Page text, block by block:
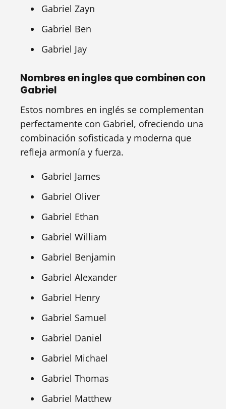
Gabriel Zayn
Gabriel Ben
Gabriel Jay
Nombres en ingles que combinen con
Gabriel
Estos nombres en inglés se complementan
perfectamente con Gabriel, ofreciendo una
combinación sofisticada y moderna que
refleja armonía y fuerza.
Gabriel James
Gabriel Oliver
Gabriel Ethan
Gabriel William
Gabriel Benjamin
Gabriel Alexander
Gabriel Henry
Gabriel Samuel
Gabriel Daniel
Gabriel Michael
Gabriel Thomas
Gabriel Matthew